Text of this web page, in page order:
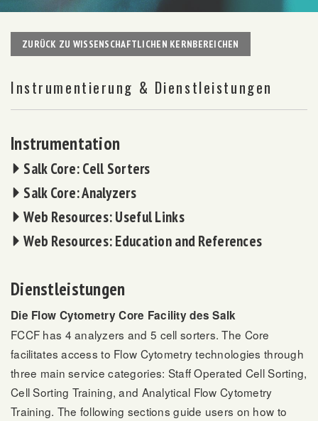
ZURÜCK ZU WISSENSCHAFTLICHEN KERNBEREICHEN
Instrumentierung & Dienstleistungen
Instrumentation
Salk Core: Cell Sorters
Salk Core: Analyzers
Web Resources: Useful Links
Web Resources: Education and References
Dienstleistungen
Die Flow Cytometry Core Facility des Salk
FCCF has 4 analyzers and 5 cell sorters. The Core
facilitates access to Flow Cytometry technologies through
three main service categories: Staff Operated Cell Sorting,
Cell Sorting Training, and Analytical Flow Cytometry
Training. The following sections guide users on how to